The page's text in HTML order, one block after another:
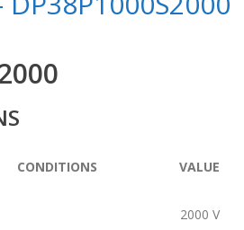
CONDITIONS VALUE
2000 V